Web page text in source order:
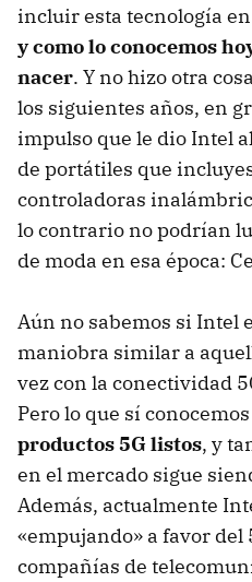
incluir esta tecnología
y como lo conocemos
nacer. Y no hizo otra
los siguientes años, en
impulso que le dio Intel
de portátiles que
controladoras
lo contrario no podrían
de moda en esa época:
Aún no sabemos si Intel
maniobra similar a
vez con la conectividad
Pero lo que sí
productos 5G listos, y
en el mercado sigue
Además, actualmente
«empujando» a favor del
compañías de